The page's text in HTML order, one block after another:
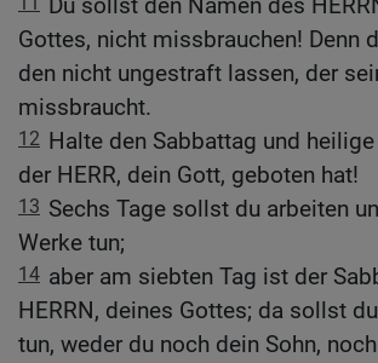
Du sollst den Namen des
Gottes, nicht missbrauchen! Denn
den nicht ungestraft lassen, der
missbraucht.
12 Halte den Sabbattag und
der HERR, dein Gott, geboten hat!
13 Sechs Tage sollst du arbeiten
Werke tun;
14 aber am siebten Tag ist der
HERRN, deines Gottes; da sollst
tun, weder du noch dein Sohn,